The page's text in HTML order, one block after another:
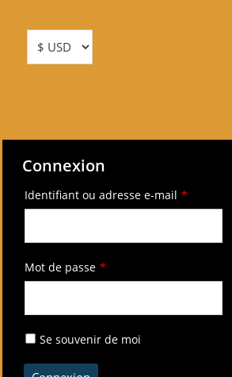
Connexion
Identifiant ou adresse e-mail *
Mot de passe *
Se souvenir de moi